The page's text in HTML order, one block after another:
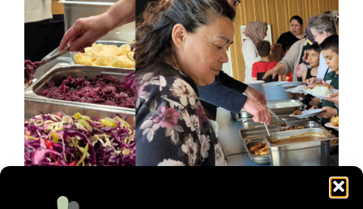
Familienetværket gør en forskel